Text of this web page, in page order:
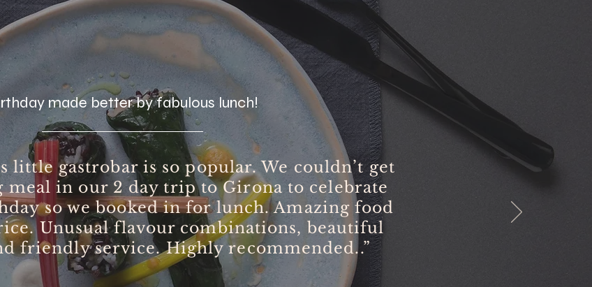
made better by fabulous lunch!
little gastrobar is so popular. We couldn’t get
meal in our 2 day trip to Girona to celebrate
so we booked in for lunch. Amazing food
Unusual flavour combinations, beautiful
friendly service. Highly recommended..”